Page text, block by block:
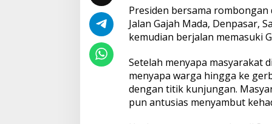
B
a
M
e
n
t
e
Presiden bersama
Jalan Gajah Mada, Denpasar,
kemudian berjalan memasuki
Setelah menyapa masyarakat
menyapa warga hingga ke
dengan titik kunjungan.
pun antusias menyambut